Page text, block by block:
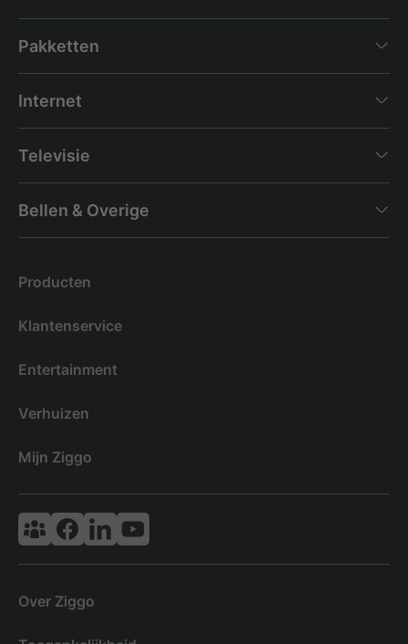
Pakketten
Internet
Televisie
Bellen & Overige
Producten
Klantenservice
Entertainment
Verhuizen
Mijn Ziggo
Vodafone & Ziggo Community
Ziggo Facebook
VodafoneZiggo LinkedIn
Ziggo YouTube
Over Ziggo